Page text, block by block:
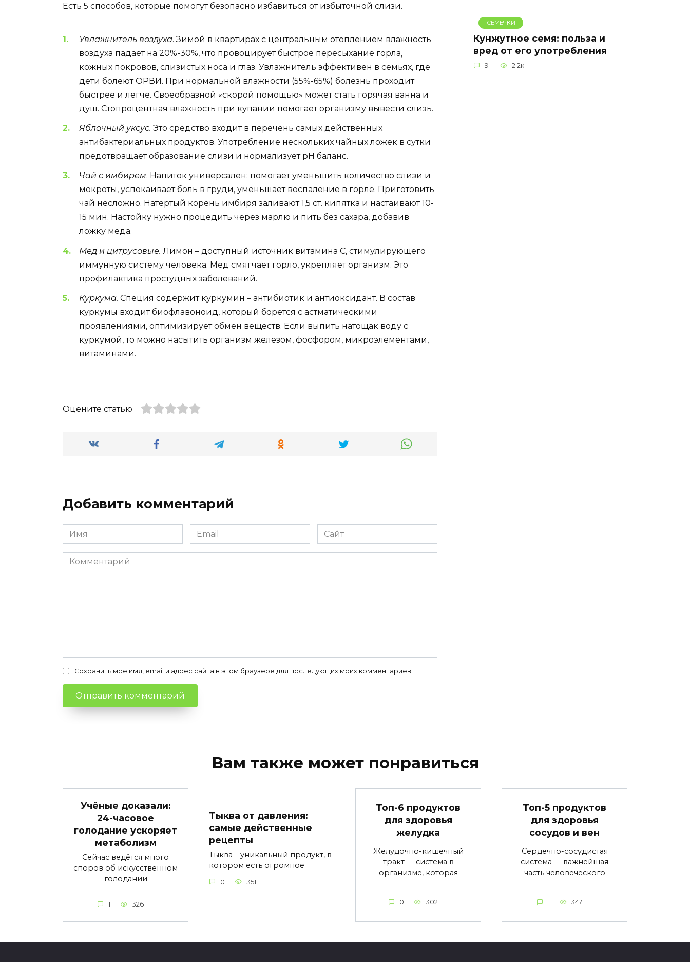
Есть 5 способов, которые помогут безопасно избавиться от избыточной слизи.
Увлажнитель воздуха. Зимой в квартирах с центральным отоплением влажность
воздуха падает на 20%-30%, что провоцирует быстрое пересыхание горла,
кожных покровов, слизистых носа и глаз. Увлажнитель эффективен в семьях, где
дети болеют ОРВИ. При нормальной влажности (55%-65%) болезнь проходит
быстрее и легче. Своеобразной «скорой помощью» может стать горячая ванна и
душ. Стопроцентная влажность при купании помогает организму вывести слизь.
Яблочный уксус. Это средство входит в перечень самых действенных
антибактериальных продуктов. Употребление нескольких чайных ложек в сутки
предотвращает образование слизи и нормализует рН баланс.
Чай с имбирем. Напиток универсален: помогает уменьшить количество слизи и
мокроты, успокаивает боль в груди, уменьшает воспаление в горле. Приготовить
чай несложно. Натертый корень имбиря заливают 1,5 ст. кипятка и настаивают 10-
15 мин. Настойку нужно процедить через марлю и пить без сахара, добавив
ложку меда.
Мед и цитрусовые. Лимон – доступный источник витамина С, стимулирующего
иммунную систему человека. Мед смягчает горло, укрепляет организм. Это
профилактика простудных заболеваний.
Куркума. Специя содержит куркумин – антибиотик и антиоксидант. В состав
куркумы входит биофлавоноид, который борется с астматическими
проявлениями, оптимизирует обмен веществ. Если выпить натощак воду с
куркумой, то можно насытить организм железом, фосфором, микроэлементами,
витаминами.
Оцените статью
Добавить комментарий
Имя
*
Email
*
Сайт
Комментарий
Сохранить моё имя, email и адрес сайта в этом браузере для последующих моих комментариев.
СЕМЕЧКИ
Кунжутное семя: польза и
вред от его употребления
9 2.2к.
Вам также может понравиться
Учёные доказали:
24-часовое
голодание ускоряет
метаболизм
Сейчас ведётся много
споров об искусственном
голодании
1 326
Тыква от давления:
самые действенные
рецепты
Тыква – уникальный продукт, в
котором есть огромное
0 351
Топ-6 продуктов
для здоровья
желудка
Желудочно-кишечный
тракт — система в
организме, которая
0 302
Топ-5 продуктов
для здоровья
сосудов и вен
Сердечно-сосудистая
система — важнейшая
часть человеческого
1 347